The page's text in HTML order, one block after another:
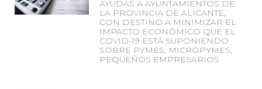
AYUDAS A AYUNTAMIENTOS DE
LA PROVINCIA DE ALICANTE,
CON DESTINO A MINIMIZAR EL
IMPACTO ECONÓMICO QUE EL
COVID-19 ESTÁ SUPONIENDO
SOBRE PYMES, MICROPYMES,
PEQUEÑOS EMPRESARIOS